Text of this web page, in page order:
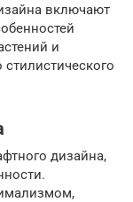
включают
и
дизайна,